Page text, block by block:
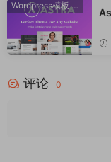
Wordpress模板·
评论 0